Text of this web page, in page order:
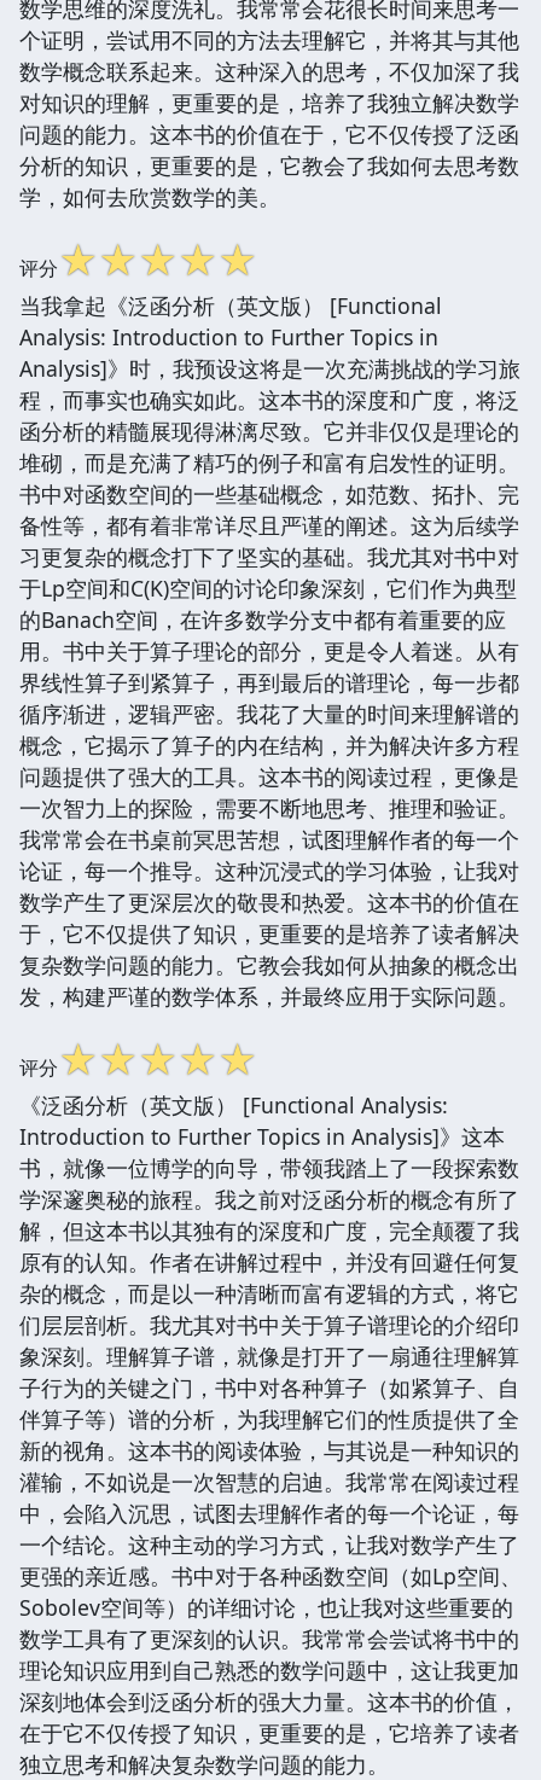
数学思维的深度洗礼。我常常会花很长时间来思考一
个证明，尝试用不同的方法去理解它，并将其与其他
数学概念联系起来。这种深入的思考，不仅加深了我
对知识的理解，更重要的是，培养了我独立解决数学
问题的能力。这本书的价值在于，它不仅传授了泛函
分析的知识，更重要的是，它教会了我如何去思考数
学，如何去欣赏数学的美。
评分☆☆☆☆☆
当我拿起《泛函分析（英文版） [Functional
Analysis: Introduction to Further Topics in
Analysis]》时，我预设这将是一次充满挑战的学习旅
程，而事实也确实如此。这本书的深度和广度，将泛
函分析的精髓展现得淋漓尽致。它并非仅仅是理论的
堆砌，而是充满了精巧的例子和富有启发性的证明。
书中对函数空间的一些基础概念，如范数、拓扑、完
备性等，都有着非常详尽且严谨的阐述。这为后续学
习更复杂的概念打下了坚实的基础。我尤其对书中对
于Lp空间和C(K)空间的讨论印象深刻，它们作为典型
的Banach空间，在许多数学分支中都有着重要的应
用。书中关于算子理论的部分，更是令人着迷。从有
界线性算子到紧算子，再到最后的谱理论，每一步都
循序渐进，逻辑严密。我花了大量的时间来理解谱的
概念，它揭示了算子的内在结构，并为解决许多方程
问题提供了强大的工具。这本书的阅读过程，更像是
一次智力上的探险，需要不断地思考、推理和验证。
我常常会在书桌前冥思苦想，试图理解作者的每一个
论证，每一个推导。这种沉浸式的学习体验，让我对
数学产生了更深层次的敬畏和热爱。这本书的价值在
于，它不仅提供了知识，更重要的是培养了读者解决
复杂数学问题的能力。它教会我如何从抽象的概念出
发，构建严谨的数学体系，并最终应用于实际问题。
评分☆☆☆☆☆
《泛函分析（英文版） [Functional Analysis:
Introduction to Further Topics in Analysis]》这本
书，就像一位博学的向导，带领我踏上了一段探索数
学深邃奥秘的旅程。我之前对泛函分析的概念有所了
解，但这本书以其独有的深度和广度，完全颠覆了我
原有的认知。作者在讲解过程中，并没有回避任何复
杂的概念，而是以一种清晰而富有逻辑的方式，将它
们层层剖析。我尤其对书中关于算子谱理论的介绍印
象深刻。理解算子谱，就像是打开了一扇通往理解算
子行为的关键之门，书中对各种算子（如紧算子、自
伴算子等）谱的分析，为我理解它们的性质提供了全
新的视角。这本书的阅读体验，与其说是一种知识的
灌输，不如说是一次智慧的启迪。我常常在阅读过程
中，会陷入沉思，试图去理解作者的每一个论证，每
一个结论。这种主动的学习方式，让我对数学产生了
更强的亲近感。书中对于各种函数空间（如Lp空间、
Sobolev空间等）的详细讨论，也让我对这些重要的
数学工具有了更深刻的认识。我常常会尝试将书中的
理论知识应用到自己熟悉的数学问题中，这让我更加
深刻地体会到泛函分析的强大力量。这本书的价值，
在于它不仅传授了知识，更重要的是，它培养了读者
独立思考和解决复杂数学问题的能力。